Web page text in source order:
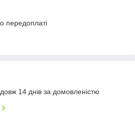
передоплаті
14 днів за домовленістю